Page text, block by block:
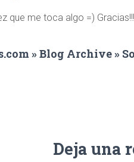
que me toca algo =)
» Blog Archive »
Deja una